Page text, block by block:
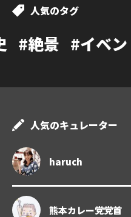
人気のタグ
ント #熊本市
人気のキュレーター
haruch
熊本カレー党党首